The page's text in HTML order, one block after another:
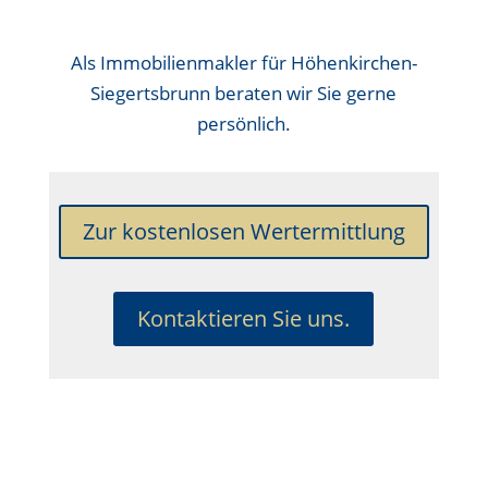
Als Immobilienmakler für Höhenkirchen-
Siegertsbrunn beraten wir Sie gerne
persönlich.
Zur kostenlosen Wertermittlung
Kontaktieren Sie uns.